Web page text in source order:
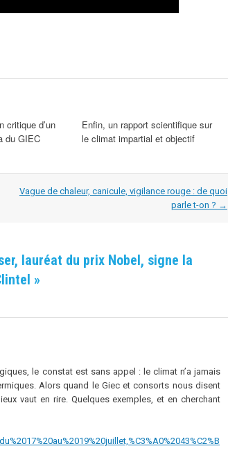
critique d’un
du GIEC
Enfin, un rapport scientifique sur
le climat impartial et objectif
Vague de chaleur, canicule, vigilance rouge : de quoi
parle t-on ? →
lauréat du prix Nobel, signe la
»
le constat est sans appel : le climat n’a jamais
Alors quand le Giec et consorts nous disent
vaut en rire. Quelques exemples, et en cherchant